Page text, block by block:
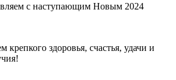
с наступающим Новым 2024
крепкого здоровья, счастья, удачи и